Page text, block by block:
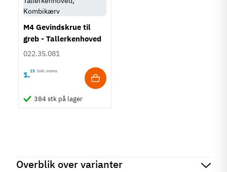
M4 Gevindskrue til
greb - Tallerkenhoved
- Krydskærv
022.35.081
1,15 Inkl. moms
384 stk på lager
Overblik over varianter